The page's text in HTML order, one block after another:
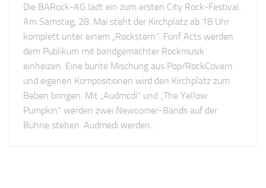
Die BARock-AG lädt ein zum ersten City Rock-Festival.
Am Samstag, 28. Mai steht der Kirchplatz ab 18 Uhr
komplett unter einem „Rockstern“. Fünf Acts werden
dem Publikum mit bandgemachter Rockmusik
einheizen. Eine bunte Mischung aus Pop/RockCovern
und eigenen Kompositionen wird den Kirchplatz zum
Beben bringen. Mit „Audmcdi“ und „The Yellow
Pumpkin“ werden zwei Newcomer-Bands auf der
Bühne stehen. Audmedi werden...